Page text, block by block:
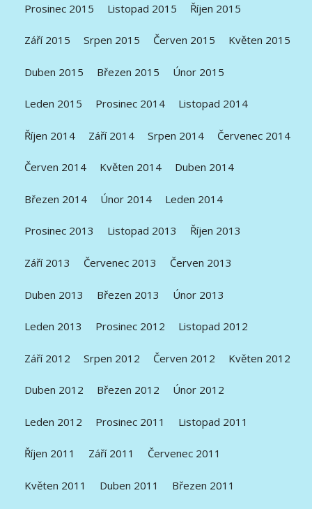
Prosinec 2015 Listopad 2015 Říjen 2015
Září 2015 Srpen 2015 Červen 2015 Květen 2015
Duben 2015 Březen 2015 Únor 2015
Leden 2015 Prosinec 2014 Listopad 2014
Říjen 2014 Září 2014 Srpen 2014 Červenec 2014
Červen 2014 Květen 2014 Duben 2014
Březen 2014 Únor 2014 Leden 2014
Prosinec 2013 Listopad 2013 Říjen 2013
Září 2013 Červenec 2013 Červen 2013
Duben 2013 Březen 2013 Únor 2013
Leden 2013 Prosinec 2012 Listopad 2012
Září 2012 Srpen 2012 Červen 2012 Květen 2012
Duben 2012 Březen 2012 Únor 2012
Leden 2012 Prosinec 2011 Listopad 2011
Říjen 2011 Září 2011 Červenec 2011
Květen 2011 Duben 2011 Březen 2011